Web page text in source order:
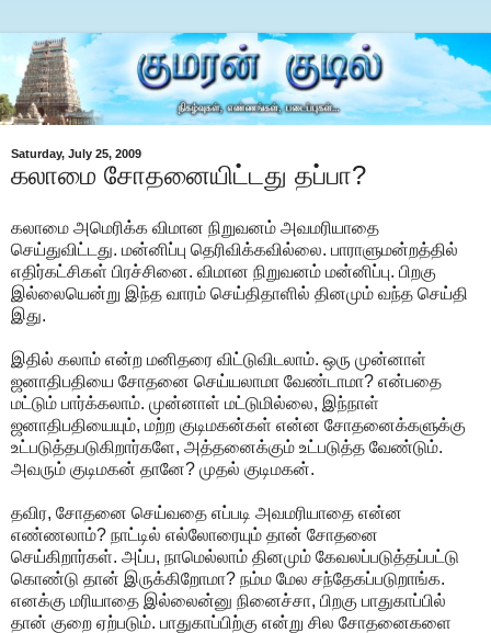
Saturday, July 25, 2009
கலாமை சோதனையிட்டது தப்பா?
கலாமை அமெரிக்க விமான நிறுவனம் அவமரியாதை
செய்துவிட்டது. மன்னிப்பு தெரிவிக்கவில்லை. பாராளுமன்றத்தில்
எதிர்கட்சிகள் பிரச்சினை. விமான நிறுவனம் மன்னிப்பு. பிறகு
இல்லையென்று இந்த வாரம் செய்திதாளில் தினமும் வந்த செய்தி
இது.
இதில் கலாம் என்ற மனிதரை விட்டுவிடலாம். ஒரு முன்னாள்
ஜனாதிபதியை சோதனை செய்யலாமா வேண்டாமா? என்பதை
மட்டும் பார்க்கலாம். முன்னாள் மட்டுமில்லை, இந்நாள்
ஜனாதிபதியையும், மற்ற குடிமகன்கள் என்ன சோதனைக்களுக்கு
உட்படுத்தபடுகிறார்களே, அத்தனைக்கும் உட்படுத்த வேண்டும்.
அவரும் குடிமகன் தானே? முதல் குடிமகன்.
தவிர, சோதனை செய்வதை எப்படி அவமரியாதை என்ன
எண்ணலாம்? நாட்டில் எல்லோரையும் தான் சோதனை
செய்கிறார்கள். அப்ப, நாமெல்லாம் தினமும் கேவலப்படுத்தப்பட்டு
கொண்டு தான் இருக்கிறோமா? நம்ம மேல சந்தேகப்படுறாங்க.
எனக்கு மரியாதை இல்லைன்னு நினைச்சா, பிறகு பாதுகாப்பில்
தான் குறை ஏற்படும். பாதுகாப்பிற்கு என்று சில சோதனைகளை